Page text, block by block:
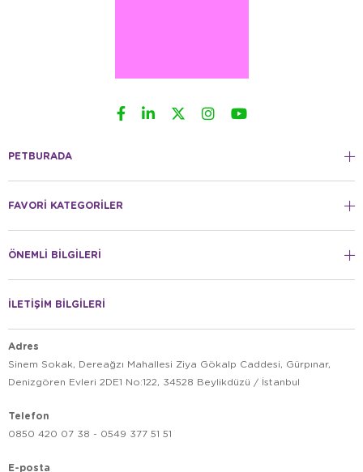
PETBURADA
FAVORİ KATEGORİLER
ÖNEMLİ BİLGİLERİ
İLETİŞİM BİLGİLERİ
Adres
Sinem Sokak, Dereağzı Mahallesi Ziya Gökalp Caddesi, Gürpınar,
Denizgören Evleri 2DE1 No:122, 34528 Beylikdüzü / İstanbul
Telefon
0850 420 07 38 - 0549 377 51 51
E-posta